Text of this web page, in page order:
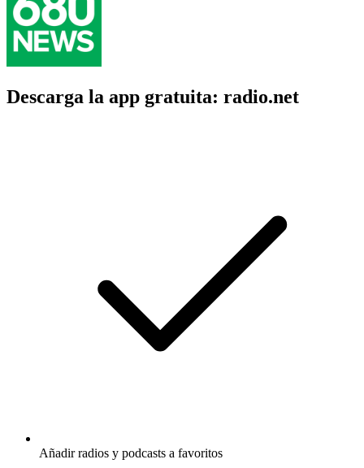
Descarga la app gratuita: radio.net
Añadir radios y podcasts a favoritos